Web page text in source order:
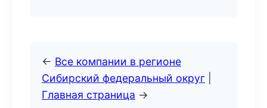
← Все компании в регионе
Сибирский федеральный округ
Главная страница →